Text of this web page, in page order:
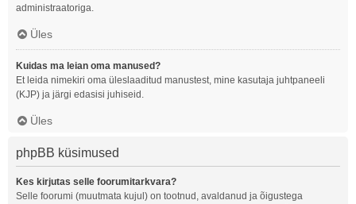
administraatoriga.
Üles
Kuidas ma leian oma manused?
Et leida nimekiri oma üleslaaditud manustest, mine kasutaja juhtpaneeli
(KJP) ja järgi edasisi juhiseid.
Üles
phpBB küsimused
Kes kirjutas selle foorumitarkvara?
Selle foorumi (muutmata kujul) on tootnud, avaldanud ja õigustega